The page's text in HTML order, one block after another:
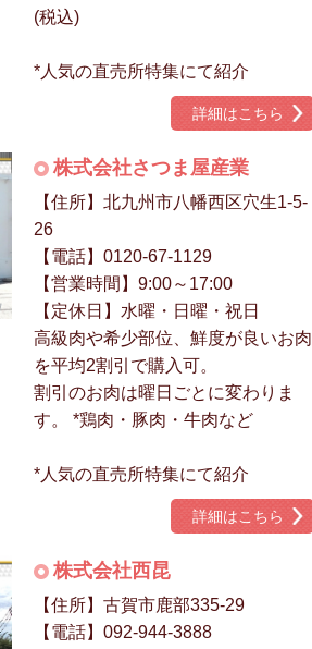
(税込)
*人気の直売所特集にて紹介
詳細はこちら
株式会社さつま屋産業
【住所】北九州市八幡西区穴生1-5-
26
【電話】0120-67-1129
【営業時間】9:00～17:00
【定休日】水曜・日曜・祝日
高級肉や希少部位、鮮度が良いお肉
を平均2割引で購入可。
割引のお肉は曜日ごとに変わりま
す。 *鶏肉・豚肉・牛肉など
*人気の直売所特集にて紹介
詳細はこちら
株式会社西昆
【住所】古賀市鹿部335-29
【電話】092-944-3888